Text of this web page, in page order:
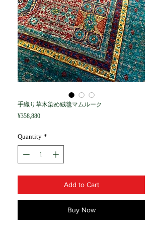
手織り草木染め絨毯マムルーク
¥358,880Price
Quantity *
Add to Cart
Buy Now